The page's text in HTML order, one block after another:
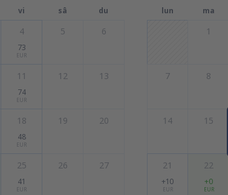
vi sâ du
4
73
EUR
5 6
11
74
EUR
12 13
18
48
EUR
19 20
25
41
EUR
26 27
lun ma
1
7 8
14 15
21
+10
EUR
22
+0
EUR